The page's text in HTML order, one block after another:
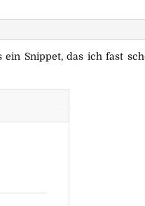
Snippet, das ich fast